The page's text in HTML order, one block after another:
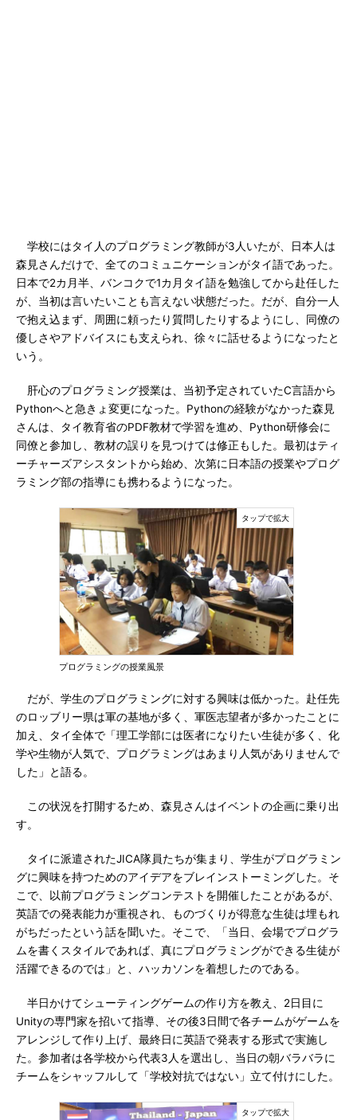
学校にはタイ人のプログラミング教師が3人いたが、日本人は
森見さんだけで、全てのコミュニケーションがタイ語であった。
日本で2カ月半、バンコクで1カ月タイ語を勉強してから赴任した
が、当初は言いたいことも言えない状態だった。だが、自分一人
で抱え込まず、周囲に頼ったり質問したりするようにし、同僚の
優しさやアドバイスにも支えられ、徐々に話せるようになったと
いう。
肝心のプログラミング授業は、当初予定されていたC言語から
Pythonへと急きょ変更になった。Pythonの経験がなかった森見
さんは、タイ教育省のPDF教材で学習を進め、Python研修会に
同僚と参加し、教材の誤りを見つけては修正もした。最初はティ
ーチャーズアシスタントから始め、次第に日本語の授業やプログ
ラミング部の指導にも携わるようになった。
プログラミングの授業風景
だが、学生のプログラミングに対する興味は低かった。赴任先
のロッブリー県は軍の基地が多く、軍医志望者が多かったことに
加え、タイ全体で「理工学部には医者になりたい生徒が多く、化
学や生物が人気で、プログラミングはあまり人気がありませんで
した」と語る。
この状況を打開するため、森見さんはイベントの企画に乗り出
す。
タイに派遣されたJICA隊員たちが集まり、学生がプログラミン
グに興味を持つためのアイデアをブレインストーミングした。そ
こで、以前プログラミングコンテストを開催したことがあるが、
英語での発表能力が重視され、ものづくりが得意な生徒は埋もれ
がちだったという話を聞いた。そこで、「当日、会場でプログラ
ムを書くスタイルであれば、真にプログラミングができる生徒が
活躍できるのでは」と、ハッカソンを着想したのである。
半日かけてシューティングゲームの作り方を教え、2日目に
Unityの専門家を招いて指導、その後3日間で各チームがゲームを
アレンジして作り上げ、最終日に英語で発表する形式で実施し
た。参加者は各学校から代表3人を選出し、当日の朝バラバラに
チームをシャッフルして「学校対抗ではない」立て付けにした。